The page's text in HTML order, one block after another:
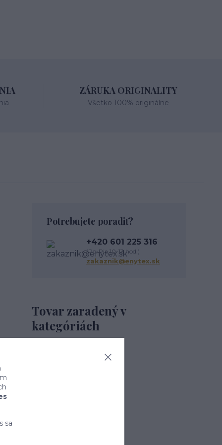
ZÁRUKA ORIGINALITY
Všetko 100% originálne
Tovar zaradený v
kategóriách
Potrebujete poradiť?
+420 601 225 316
(Po-Pia 10-13 hod.)
zakaznik@enytex.sk
sa